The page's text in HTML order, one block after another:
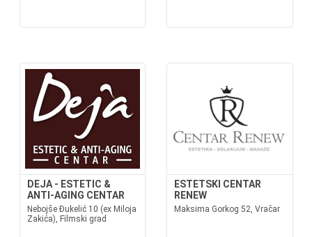
DEJA - ESTETIC &
ANTI-AGING CENTAR
Nebojše Đukelić 10 (ex Miloja
Zakića), Filmski grad
ESTETSKI CENTAR
RENEW
Maksima Gorkog 52, Vračar